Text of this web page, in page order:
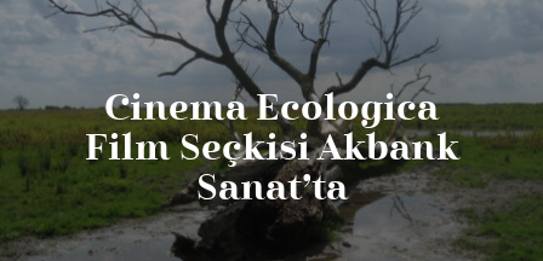
Cinema Ecologica
Film Seçkisi Akbank
Sanat’ta